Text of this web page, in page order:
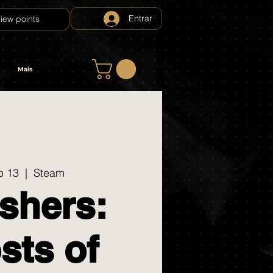
points
Mais
Entrar
13
  |
Steam
of